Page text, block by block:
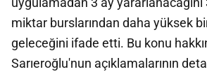
miktar burslarından daha yüksek
geleceğini ifade etti. Bu konu
Sarıeroğlu'nun açıklamalarının